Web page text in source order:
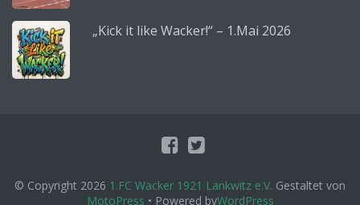
„Kick it like Wacker!“ – 1.Mai 2026
© Copyright 2026 1.FC Wacker 1921 Lankwitz e.V. Gestaltet von
MotoPress • Powered byWordPress